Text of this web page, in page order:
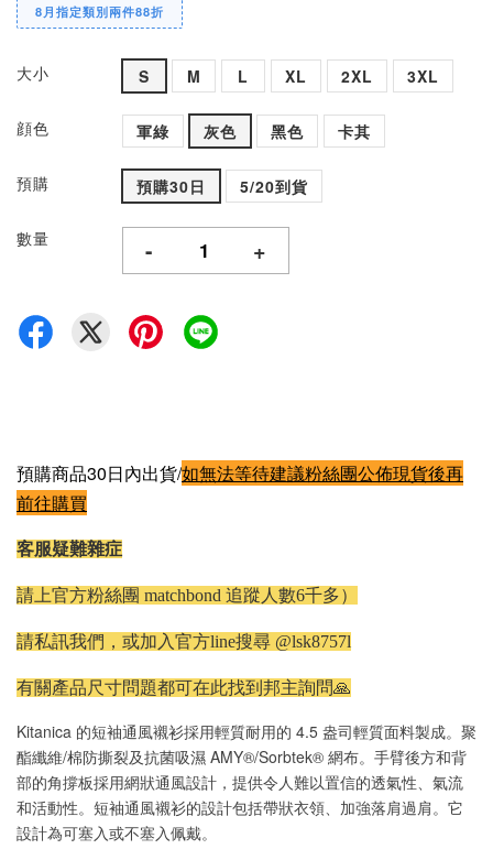
8月指定類別兩件88折
大小 S M L XL 2XL 3XL
顔色 軍綠 灰色 黑色 卡其
預購 預購30日 5/20到貨
數量 - +
預購商品30日內出貨/如無法等待建議粉絲團公佈現貨後再
前往購買
客服疑難雜症
請上官方粉絲團 matchbond 追蹤人數6千多）
請私訊我們，或加入官方line搜尋 @lsk8757l
有關產品尺寸問題都可在此找到邦主詢問🙏
Kitanica 的短袖通風襯衫採用輕質耐用的 4.5 盎司輕質面料製成。聚
酯纖維/棉防撕裂及抗菌吸濕 AMY®/Sorbtek® 網布。手臂後方和背
部的角撐板採用網狀通風設計，提供令人難以置信的透氣性、氣流
和活動性。短袖通風襯衫的設計包括帶狀衣領、加強落肩過肩。它
設計為可塞入或不塞入佩戴。